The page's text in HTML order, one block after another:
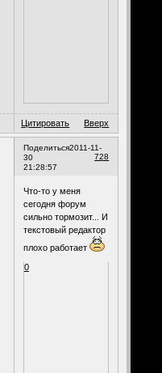
Цитировать Вверх
Поделиться
728
2011-11-
30
21:28:57
Что-то у меня
сегодня форум
сильно тормозит... И
текстовый редактор
плохо работает
0